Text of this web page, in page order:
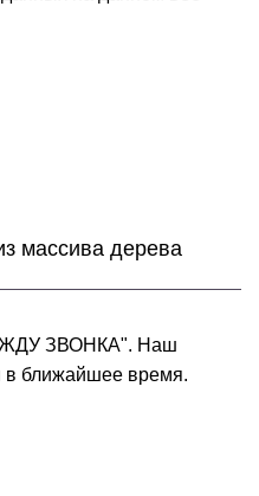
массива дерева
"ЖДУ ЗВОНКА". Наш
в ближайшее время.